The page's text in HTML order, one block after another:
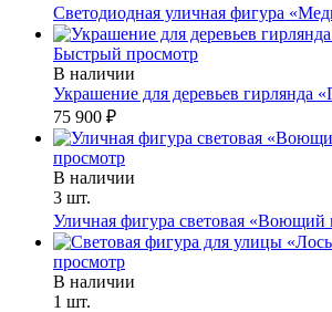
Светодиодная уличная фигура
Быстрый просмотр
В наличии
Украшение для деревьев гирлянда
75 900 ₽
просмотр
В наличии
3 шт.
Уличная фигура световая «Воющий
просмотр
В наличии
1 шт.